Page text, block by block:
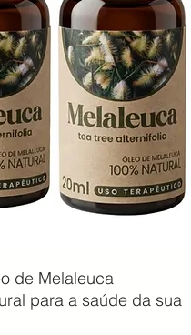
de Melaleuca
para a saúde da sua